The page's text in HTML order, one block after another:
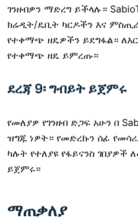
ገንዘብዎን ማድረግ ይችላሉ።
ክሬዲት/ዴቢት ካርዶችን እና
የተቀማጭ ዘዴዎችን ይደግፋል።
የተቀማጭ ዘዴ ይምረጡ።
ደረጃ 9፡ ግብይት ይጀምሩ
የመለያዎ የገንዘብ ድጋፍ አሁን በ
ዝግጁ ነዎት። የመድረኩን ሰፊ
ካሉት የተለያዩ የፋይናንስ
ይጀምሩ።
ማጠቃለያ